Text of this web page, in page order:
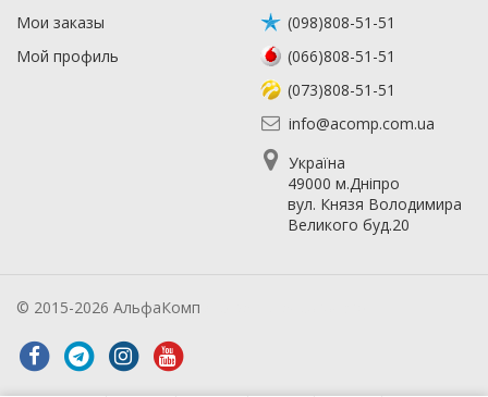
Мои заказы
Мой профиль
(098)808-51-51
(066)808-51-51
(073)808-51-51
info@acomp.com.ua
Україна
49000 м.Дніпро
вул. Князя Володимира
Великого буд.20
© 2015-2026 АльфаКомп